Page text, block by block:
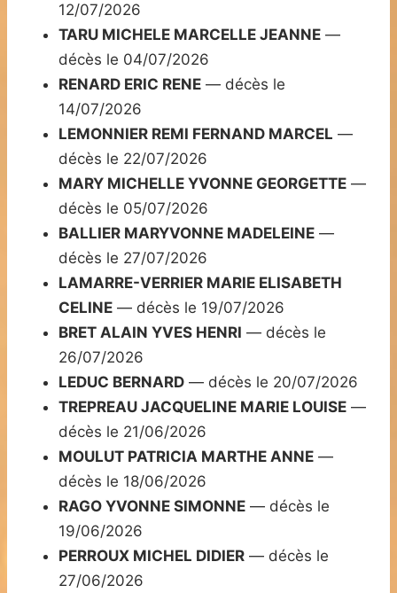
12/07/2026
TARU MICHELE MARCELLE JEANNE —
décès le 04/07/2026
RENARD ERIC RENE — décès le
14/07/2026
LEMONNIER REMI FERNAND MARCEL —
décès le 22/07/2026
MARY MICHELLE YVONNE GEORGETTE —
décès le 05/07/2026
BALLIER MARYVONNE MADELEINE —
décès le 27/07/2026
LAMARRE-VERRIER MARIE ELISABETH
CELINE — décès le 19/07/2026
BRET ALAIN YVES HENRI — décès le
26/07/2026
LEDUC BERNARD — décès le 20/07/2026
TREPREAU JACQUELINE MARIE LOUISE —
décès le 21/06/2026
MOULUT PATRICIA MARTHE ANNE —
décès le 18/06/2026
RAGO YVONNE SIMONNE — décès le
19/06/2026
PERROUX MICHEL DIDIER — décès le
27/06/2026